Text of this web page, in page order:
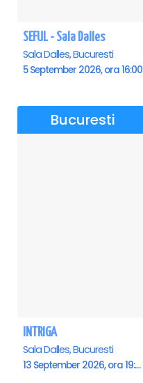
SEFUL - Sala Dalles
Sala Dalles, Bucuresti
5 September 2026, ora 16:00
Bucuresti
INTRIGA
Sala Dalles, Bucuresti
13 September 2026, ora 19:00